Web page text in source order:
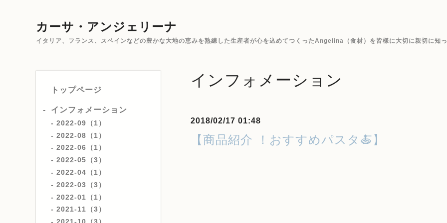
カーサ・アンジェリーナ
イタリア、フランス、スペインなどの豊かな大地の恵みを熟練した生産者が心を込めてつくったAngelina（食材）を皆様に大切に親切に知っ
トップページ
インフォメーション
2022-09（1）
2022-08（1）
2022-06（1）
2022-05（3）
2022-04（1）
2022-03（3）
2022-01（1）
2021-11（3）
インフォメーション
2018/02/17 01:48
【商品紹介 ！おすすめパスタ🍝】